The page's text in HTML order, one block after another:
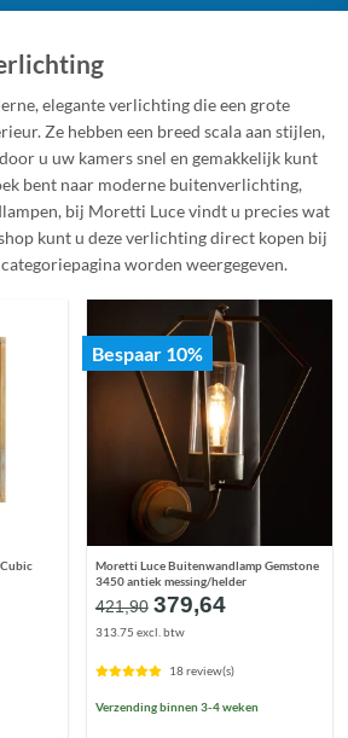
elegante verlichting die een grote
Ze hebben een breed scala aan stijlen,
u uw kamers snel en gemakkelijk kunt
bent naar moderne buitenverlichting,
bij Moretti Luce vindt u precies wat
kunt u deze verlichting direct kopen bij
worden weergegeven.
Bespaar 10%
Moretti Luce Buitenwandlamp Gemstone
3450 antiek messing/helder
421,90 Oorspronkelijke
prijs
€421,90.
379,64Huidige
€379,64.
313.75 excl. btw
18 review(s)
Verzending binnen 3-4 weken